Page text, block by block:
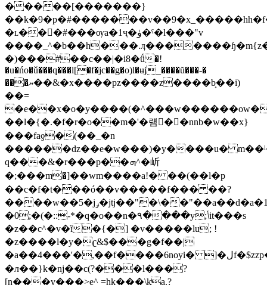
�����[�������}
�ʟ���#���ѹa�1ҷ�ۈ�ˁ�l���"v
�)���#��с��|�і8�ǘ�!
�u�ńo�ǔ���q���l[�f�jc��g�o)l�ʉj_����ŭ���-�
���ޔ��&�x����pz����z����b͎��i)
��=
��l�{�.�f�r�o��m�'�럠�ّ�nnb�w��x}
���faƍ�(��_�n
������ǳ��e�w���)�y����u�
q���&�r���p��ܗ^�岓
�;���m�]��wm����a!� ��(��l�p
��c�f�t���ó��v�����f��� ��?
����w��5�jݛ�jtj��"�\��"��a��d�a�13�af�w�}
�0;�(�::-*�q�o��n�۹����y;ݳit���s
�z��c^�v�ȉ�{�] �v�����lu; !
�z����l�y�ʗ&$���g�f��|
�a��4���'�,��f����6noyi� ]�لf�$zzp��~�˔oi���s���u��d�
�л��}k�ǌ��c(?���l���?
[n���v���>e^ =hk���\ka.?